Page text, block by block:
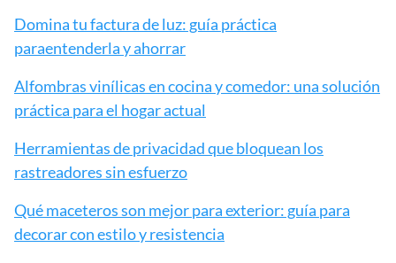
Domina tu factura de luz: guía práctica
paraentenderla y ahorrar
Alfombras vinílicas en cocina y comedor: una solución
práctica para el hogar actual
Herramientas de privacidad que bloquean los
rastreadores sin esfuerzo
Qué maceteros son mejor para exterior: guía para
decorar con estilo y resistencia